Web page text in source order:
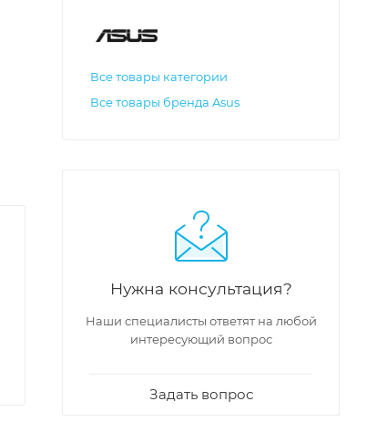
Все товары категории
Все товары бренда Asus
Нужна консультация?
Наши специалисты ответят на любой
интересующий вопрос
Задать вопрос